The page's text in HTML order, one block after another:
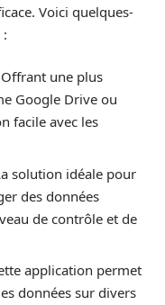
Voici quelques-
une plus
Google Drive ou
facile avec les
solution idéale pour
des données
de contrôle et de
application permet
données sur divers